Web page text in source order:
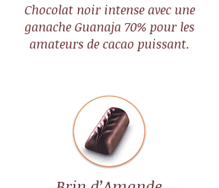
Chocolat noir intense avec une
ganache Guanaja 70% pour les
amateurs de cacao puissant.